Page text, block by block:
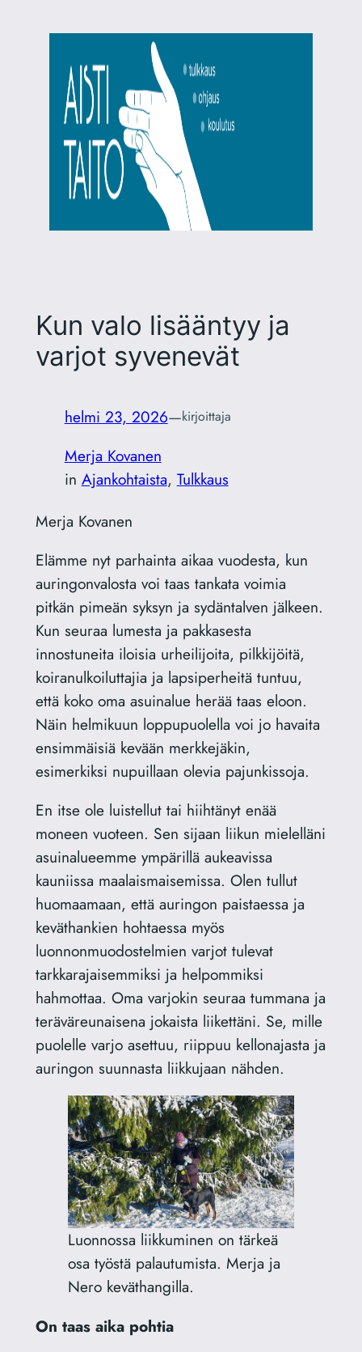
sisältöön
Kun valo lisääntyy ja
varjot syvenevät
helmi 23, 2026—kirjoittaja
Merja Kovanen
in Ajankohtaista, Tulkkaus
Merja Kovanen
Elämme nyt parhainta aikaa vuodesta, kun
auringonvalosta voi taas tankata voimia
pitkän pimeän syksyn ja sydäntalven jälkeen.
Kun seuraa lumesta ja pakkasesta
innostuneita iloisia urheilijoita, pilkkijöitä,
koiranulkoiluttajia ja lapsiperheitä tuntuu,
että koko oma asuinalue herää taas eloon.
Näin helmikuun loppupuolella voi jo havaita
ensimmäisiä kevään merkkejäkin,
esimerkiksi nupuillaan olevia pajunkissoja.
En itse ole luistellut tai hiihtänyt enää
moneen vuoteen. Sen sijaan liikun mielelläni
asuinalueemme ympärillä aukeavissa
kauniissa maalaismaisemissa. Olen tullut
huomaamaan, että auringon paistaessa ja
keväthankien hohtaessa myös
luonnonmuodostelmien varjot tulevat
tarkkarajaisemmiksi ja helpommiksi
hahmottaa. Oma varjokin seuraa tummana ja
teräväreunaisena jokaista liikettäni. Se, mille
puolelle varjo asettuu, riippuu kellonajasta ja
auringon suunnasta liikkujaan nähden.
Luonnossa liikkuminen on tärkeä
osa työstä palautumista. Merja ja
Nero keväthangilla.
On taas aika pohtia